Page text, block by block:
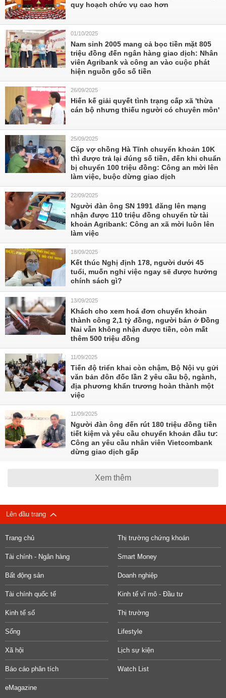
quy hoạch chức vụ cao hơn
01/10/2025
Nam sinh 2005 mang cả bọc tiền mặt 805
triệu đồng đến ngân hàng giao dịch: Nhân
viên Agribank và công an vào cuộc phát
hiện nguồn gốc số tiền
26/09/2025
Hiến kế giải quyết tình trạng cấp xã 'thừa
cán bộ nhưng thiếu người có chuyên môn'
25/09/2025
Cặp vợ chồng Hà Tĩnh chuyển khoản 10K
thì được trả lại đúng số tiền, đến khi chuẩn
bị chuyển 100 triệu đồng: Công an mời lên
làm việc, buộc dừng giao dịch
22/09/2025
Người đàn ông SN 1991 đăng lên mạng
nhận được 110 triệu đồng chuyển từ tài
khoản Agribank: Công an xã mời luôn lên
làm việc
18/09/2025
Kết thúc Nghị định 178, người dưới 45
tuổi, muốn nghỉ việc ngay sẽ được hưởng
chính sách gì?
13/09/2025
Khách cho xem hoá đơn chuyển khoản
thành công 2,1 tỷ đồng, người bán ở Đồng
Nai vẫn không nhận được tiền, còn mất
thêm 500 triệu đồng
11/09/2025
Tiến độ triển khai còn chậm, Bộ Nội vụ gửi
văn bản đôn đốc lần 2 yêu cầu bộ, ngành,
địa phương khẩn trương hoàn thành một
việc
11/09/2025
Người đàn ông đến rút 180 triệu đồng tiền
tiết kiệm và yêu cầu chuyển khoản đầu tư:
Công an yêu cầu nhân viên Vietcombank
dừng giao dịch gấp
Xem thêm
Lên đầu trang
Trang chủ Thị trường chứng khoán
Tài chính - Ngân hàng Smart Money
Bất động sản Doanh nghiệp
Tài chính quốc tế Kinh tế vĩ mô - Đầu tư
Kinh tế số Thị trường
Sống Lifestyle
Xã hội Lịch sự kiện
Báo cáo phân tích Watch List
eMagazine